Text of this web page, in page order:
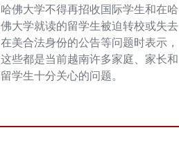
哈佛大学不得再招收国际学生和在哈
佛大学就读的留学生被迫转校或失去
在美合法身份的公告等问题时表示，
这些都是当前越南许多家庭、家长和
留学生十分关心的问题。